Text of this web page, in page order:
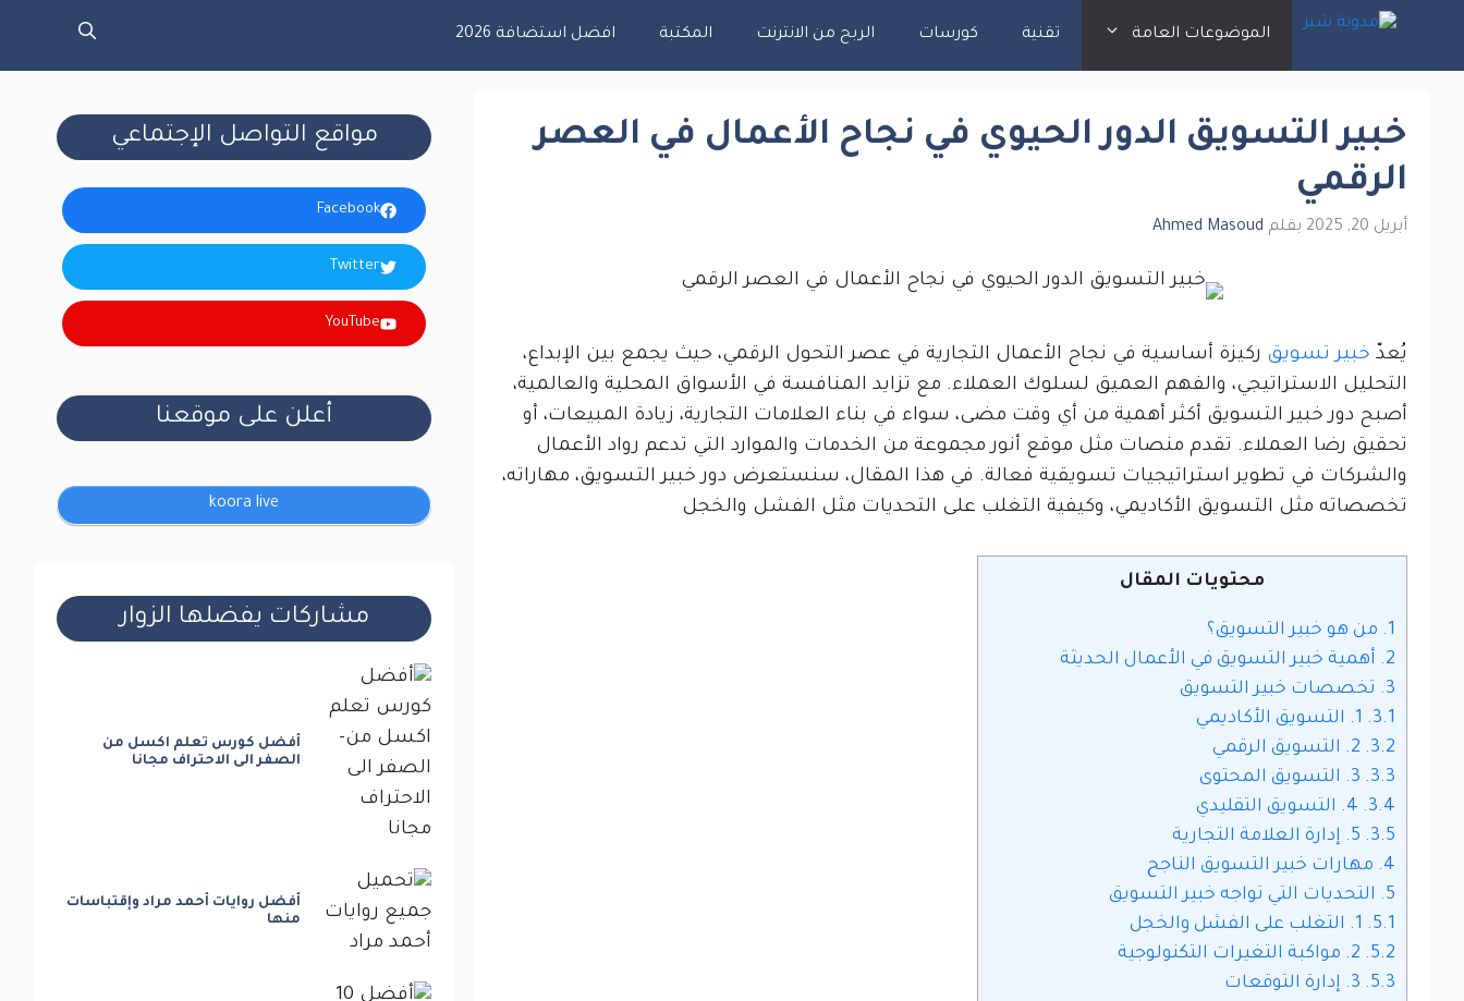
المحتوى
الموضوعات العامة تقنية كورسات الربح من الانترنت المكتبة افضل استضافة 2026
خبير التسويق الدور الحيوي في نجاح الأعمال في العصر
الرقمي
أبريل 20, 2025 بقلم Ahmed Masoud
يُعدّ خبير تسويق ركيزة أساسية في نجاح الأعمال التجارية في عصر التحول الرقمي، حيث يجمع بين الإبداع،
التحليل الاستراتيجي، والفهم العميق لسلوك العملاء. مع تزايد المنافسة في الأسواق المحلية والعالمية،
أصبح دور خبير التسويق أكثر أهمية من أي وقت مضى، سواء في بناء العلامات التجارية، زيادة المبيعات، أو
تحقيق رضا العملاء. تقدم منصات مثل موقع أنور مجموعة من الخدمات والموارد التي تدعم رواد الأعمال
والشركات في تطوير استراتيجيات تسويقية فعالة. في هذا المقال، سنستعرض دور خبير التسويق، مهاراته،
تخصصاته مثل التسويق الأكاديمي، وكيفية التغلب على التحديات مثل الفشل والخجل
محتويات المقال
1.
من هو خبير التسويق؟
2.
أهمية خبير التسويق في الأعمال الحديثة
3.
تخصصات خبير التسويق
3.1.
3.2.
3.3.
3.4.
3.5.
4.
مهارات خبير التسويق الناجح
5.
التحديات التي تواجه خبير التسويق
5.1.
5.2.
5.3.
مواقع التواصل الإجتماعي
Facebook
Twitter
YouTube
أعلن على موقعنا
koora live
مشاركات يفضلها الزوار
أفضل كورس تعلم اكسل من
الصفر الى الاحتراف مجانا
أفضل روايات أحمد مراد وإقتباسات
منها